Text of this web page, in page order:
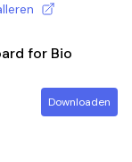
for Bio
Downloaden